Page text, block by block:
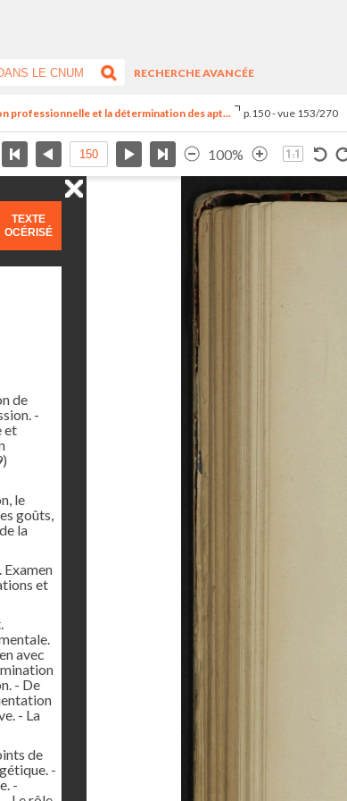
RECHERCHE AVANCÉE
professionnelle et la détermination des apt... p.150 - vue 153/270
100%
TEXTE
OCÉRISÉ
de
-
et
le
goûts,
la
et
avec
- De
- La
de
-
-